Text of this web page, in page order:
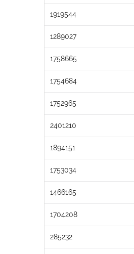
1919544
1289027
1758665
1754684
1752965
2401210
1894151
1753034
1466165
1704208
285232